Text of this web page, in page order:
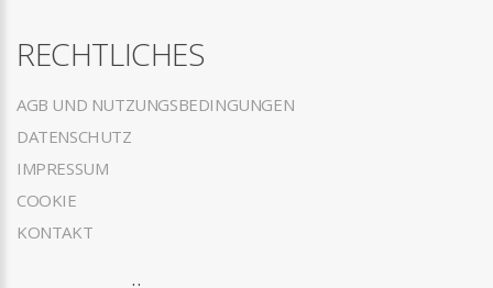
RECHTLICHES
AGB UND NUTZUNGSBEDINGUNGEN
DATENSCHUTZ
IMPRESSUM
COOKIE
KONTAKT